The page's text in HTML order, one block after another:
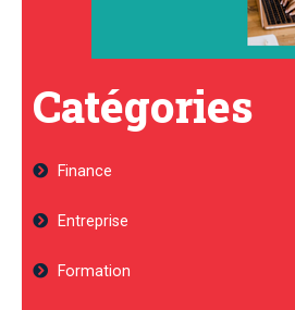
Catégories
Finance
Entreprise
Formation